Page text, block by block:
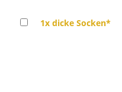
1x dicke Socken*